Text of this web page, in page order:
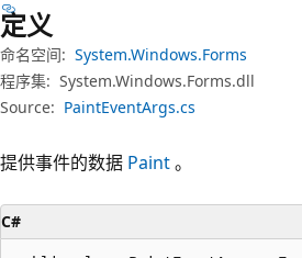
定义
命名空间: System.Windows.Forms
程序集: System.Windows.Forms.dll
Source: PaintEventArgs.cs
提供事件的数据 Paint。
C#